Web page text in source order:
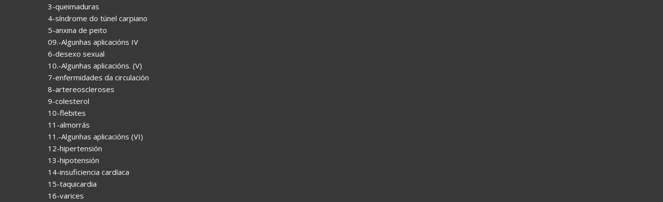
3-queimaduras
4-síndrome do túnel carpiano
5-anxina de peito
09.-Algunhas aplicacións IV
6-desexo sexual
10.-Algunhas aplicacións. (V)
7-enfermidades da circulación
8-artereoscleroses
9-colesterol
10-flebites
11-almorrás
11.-Algunhas aplicacións (VI)
12-hipertensión
13-hipotensión
14-insuficiencia cardíaca
15-taquicardia
16-varices